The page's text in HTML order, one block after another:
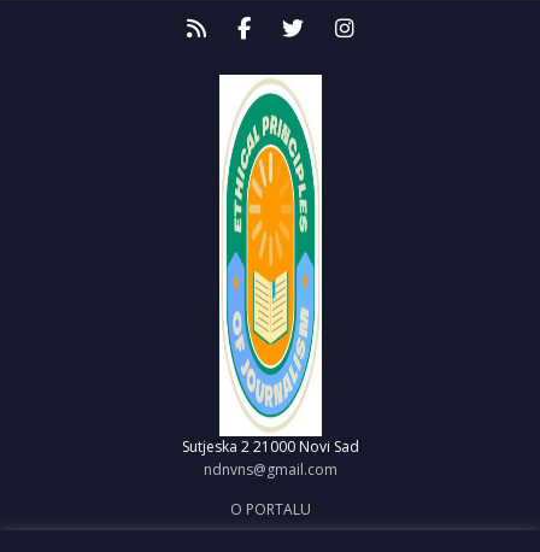
Sutjeska 2 21000 Novi Sad
ndnvns@gmail.com
O PORTALU